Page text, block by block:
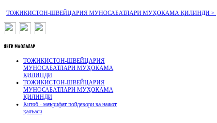
ТОЖИКИСТОН-ШВЕЙЦАРИЯ МУНОСАБАТЛАРИ МУҲОКАМА ҚИЛИНДИ >
ЯНГИ МАҚОЛАЛАР
ТОЖИКИСТОН-ШВЕЙЦАРИЯ
МУНОСАБАТЛАРИ МУҲОКАМА
ҚИЛИНДИ
ТОЖИКИСТОН-ШВЕЙЦАРИЯ
МУНОСАБАТЛАРИ МУҲОКАМА
ҚИЛИНДИ
Китоб - маърифат пойдевори ва нажот
қалъаси